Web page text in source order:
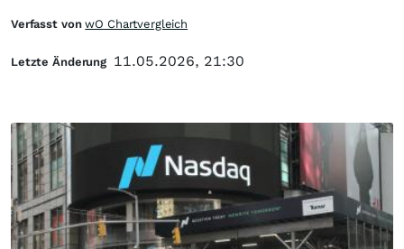
Verfasst vonwO Chartvergleich
Letzte Änderung 11.05.2026, 21:30